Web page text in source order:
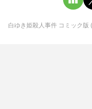
白ゆき姫殺人事件 コミック版